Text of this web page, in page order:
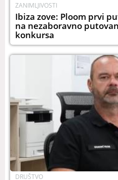
ZANIMLJIVOSTI
Ibiza zove: Ploom prvi
na nezaboravno
konkursa
DRUŠTVO